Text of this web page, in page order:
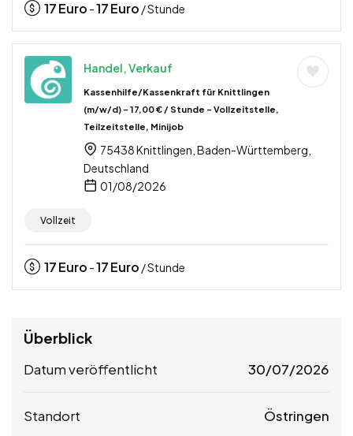
17Euro -17Euro / Stunde
Handel, Verkauf
Kassenhilfe/Kassenkraft für Knittlingen
(m/w/d) – 17,00 € / Stunde – Vollzeitstelle,
Teilzeitstelle, Minijob
75438 Knittlingen, Baden-Württemberg,
Deutschland
01/08/2026
Vollzeit
17Euro -17Euro / Stunde
Überblick
Datum veröffentlicht 30/07/2026
Standort Östringen